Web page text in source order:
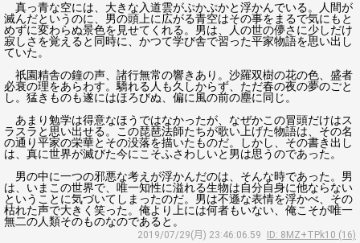
真っ青な空には、大きな入道雲がぷかぷかと浮かんでいる。人間が
滅んだというのに、男の頭上に広がる青空はその事をまるで気にもと
めずに変わらぬ景色を見せてくれる。男は、人の世の儚さに少しだけ
寂しさを覚えると同時に、かつて学び舎で習った平家物語を思い出し
ていた。
祇園精舎の鐘の声、諸行無常の響きあり。沙羅双樹の花の色、盛者
必衰の理をあらわす。驕れる人も久しからず、ただ春の夜の夢のごと
し。猛きものも遂にはほろびぬ、偏に風の前の塵に同じ。
あまり勉学は得意なほうではなかったが、なぜかこの冒頭だけはス
ラスラと思い出せる。この琵琶法師たちが歌い上げた物語は、その名
の通り平家の栄華とその没落を描いたものだ。しかし、その書き出し
は、真に世界が滅びた今にこそふさわしいと男は思うのであった。
男の中に一つの邪悪な考えが浮かんだのは、そんな時であった。男
は、いまこの世界で、唯一知性に溢れる生物は自分自身に他ならない
ということに気づいてしまったのだ。男は不遜な表情を浮かべ、その
枯れた声で大きく笑った。俺より上には何者もいない、俺こそが唯一
無二の人類そのものなのであると。
2019/07/29(月) 23:46:06.59
ID: 8MZ+TPk10 (16)